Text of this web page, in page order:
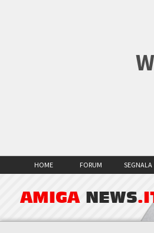
HOME FORUM SEGNALA
AMIGA NEWS